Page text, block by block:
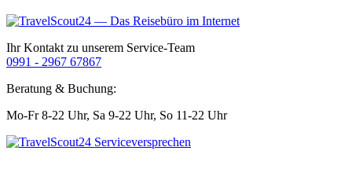
Ihr Kontakt zu unserem Service-Team
0991 - 2967 67867
Beratung & Buchung:
Mo-Fr 8-22 Uhr, Sa 9-22 Uhr, So 11-22 Uhr